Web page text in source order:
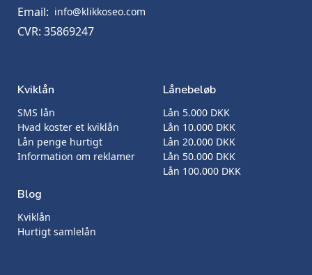
Email: info@klikkoseo.com
CVR: 35869247
Kviklån
SMS lån
Hvad koster et kviklån
Lån penge hurtigt
Information om reklamer
Blog
Kviklån
Hurtigt samlelån
Lånebeløb
Lån 5.000 DKK
Lån 10.000 DKK
Lån 20.000 DKK
Lån 50.000 DKK
Lån 100.000 DKK